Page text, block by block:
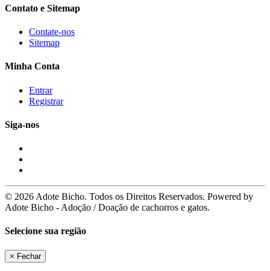
Contato e Sitemap
Contate-nos
Sitemap
Minha Conta
Entrar
Registrar
Siga-nos
© 2026 Adote Bicho. Todos os Direitos Reservados. Powered by
Adote Bicho - Adoção / Doação de cachorros e gatos.
Selecione sua região
× Fechar